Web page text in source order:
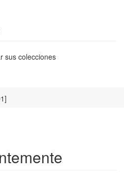
sus colecciones